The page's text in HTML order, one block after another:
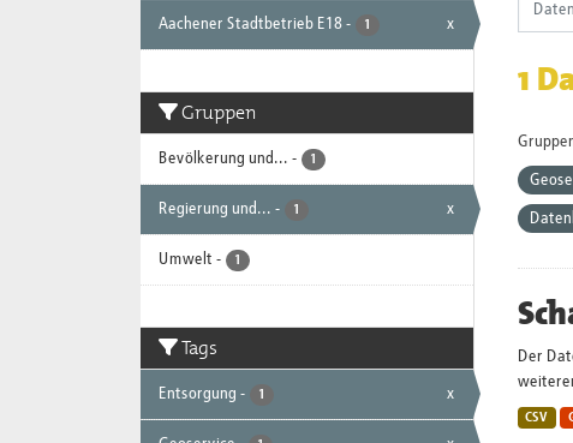
Aachener Stadtbetrieb E18 - 1 x
Gruppen
Bevölkerung und... - 1
Regierung und... - 1 x
Umwelt - 1
Tags
Entsorgung - 1 x
1
Der
CSV